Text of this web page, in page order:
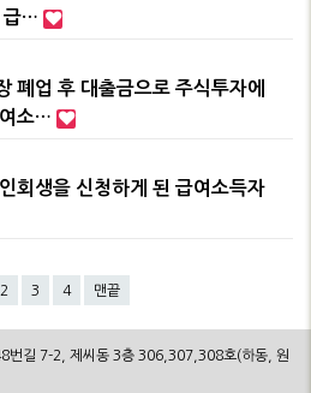
급…
폐업 후 대출금으로 주식투자에
여소…
회생을 신청하게 된 급여소득자
2 3 4 맨끝
번길 7-2, 제씨동 3층 306,307,308호(하동, 원